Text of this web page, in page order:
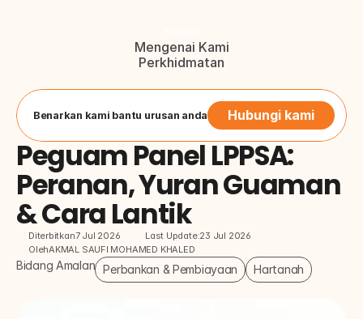
Mengenai Kami
Perkhidmatan
Hubungi Kami
Button
Benarkan kami bantu urusan anda Hubungi kami
Peguam Panel LPPSA:
Peranan, Yuran Guaman
& Cara Lantik
Diterbitkan7 Jul 2026 Last Update:23 Jul 2026
OlehAKMAL SAUFI MOHAMED KHALED
Bidang Amalan Perbankan & Pembiayaan Hartanah